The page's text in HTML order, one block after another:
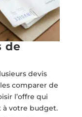
de
devis
comparer de
l’offre qui
à votre budget.